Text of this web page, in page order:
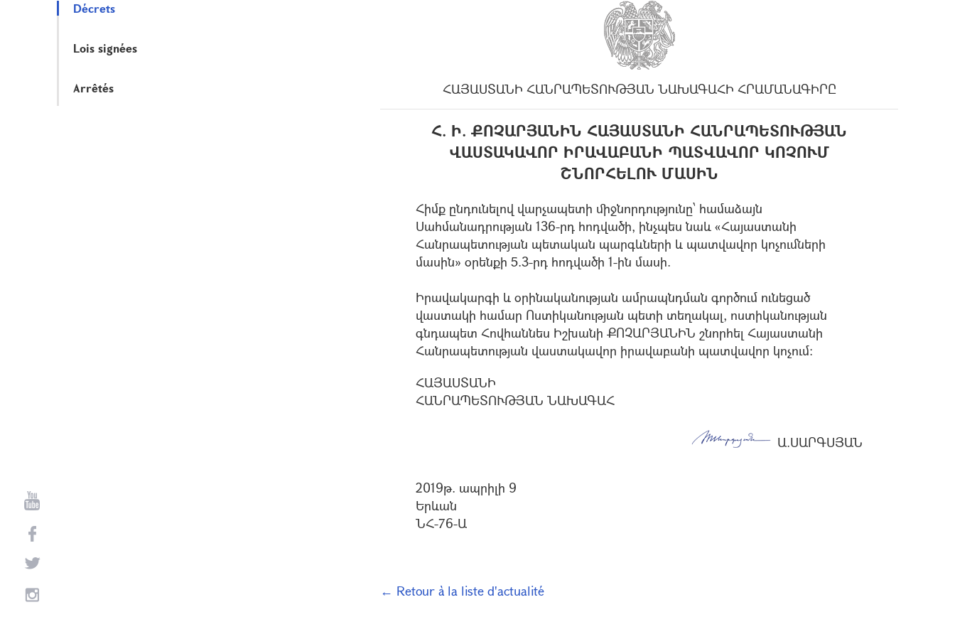
Décrets
Lois signées
Arrêtés ՀԱՅԱՍՏԱՆԻ ՀԱՆՐԱՊԵՏՈՒԹՅԱՆ ՆԱԽԱԳԱՀԻ ՀՐԱՄԱՆԱԳԻՐԸ
Հ. Ի. ՔՈՉԱՐՅԱՆԻՆ ՀԱՅԱՍՏԱՆԻ ՀԱՆՐԱՊԵՏՈՒԹՅԱՆ
ՎԱՍՏԱԿԱՎՈՐ ԻՐԱՎԱԲԱՆԻ ՊԱՏՎԱՎՈՐ ԿՈՉՈՒՄ
ՇՆՈՐՀԵԼՈՒ ՄԱՍԻՆ
Հիմք ընդունելով վարչապետի միջնորդությունը՝ համաձայն
Սահմանադրության 136-րդ հոդվածի, ինչպես նաև «Հայաստանի
Հանրապետության պետական պարգևների և պատվավոր կոչումների
մասին» օրենքի 5.3-րդ հոդվածի 1-ին մասի.
Իրավակարգի և օրինականության ամրապնդման գործում ունեցած
վաստակի համար Ոստիկանության պետի տեղակալ, ոստիկանության
գնդապետ Հովհաննես Իշխանի ՔՈՉԱՐՅԱՆԻՆ շնորհել Հայաստանի
Հանրապետության վաստակավոր իրավաբանի պատվավոր կոչում:
ՀԱՅԱՍՏԱՆԻ
ՀԱՆՐԱՊԵՏՈՒԹՅԱՆ ՆԱԽԱԳԱՀ
Ա.ՍԱՐԳՍՅԱՆ
2019թ. ապրիլի 9
Երևան
ՆՀ-76-Ա
← Retour à la liste d'actualité